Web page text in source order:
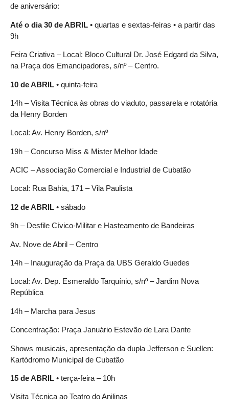
de aniversário:
Até o dia 30 de ABRIL • quartas e sextas-feiras • a partir das
9h
Feira Criativa – Local: Bloco Cultural Dr. José Edgard da Silva,
na Praça dos Emancipadores, s/nº – Centro.
10 de ABRIL • quinta-feira
14h – Visita Técnica às obras do viaduto, passarela e rotatória
da Henry Borden
Local: Av. Henry Borden, s/nº
19h – Concurso Miss & Mister Melhor Idade
ACIC – Associação Comercial e Industrial de Cubatão
Local: Rua Bahia, 171 – Vila Paulista
12 de ABRIL • sábado
9h – Desfile Cívico-Militar e Hasteamento de Bandeiras
Av. Nove de Abril – Centro
14h – Inauguração da Praça da UBS Geraldo Guedes
Local: Av. Dep. Esmeraldo Tarquínio, s/nº – Jardim Nova
República
14h – Marcha para Jesus
Concentração: Praça Januário Estevão de Lara Dante
Shows musicais, apresentação da dupla Jefferson e Suellen:
Kartódromo Municipal de Cubatão
15 de ABRIL • terça-feira – 10h
Visita Técnica ao Teatro do Anilinas